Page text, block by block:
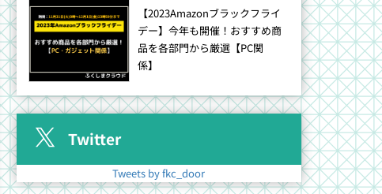
【2023Amazonブラックフライ
デー】今年も開催！おすすめ商
品を各部門から厳選【PC関
係】
Twitter
Tweets by fkc_door